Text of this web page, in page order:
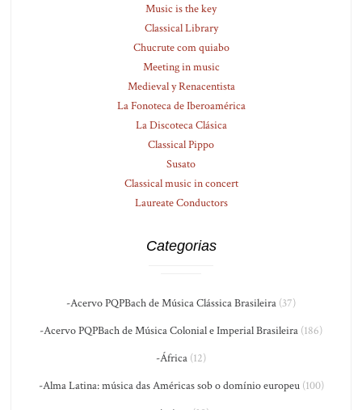
Music is the key
Classical Library
Chucrute com quiabo
Meeting in music
Medieval y Renacentista
La Fonoteca de Iberoamérica
La Discoteca Clásica
Classical Pippo
Susato
Classical music in concert
Laureate Conductors
Categorias
-Acervo PQPBach de Música Clássica Brasileira (37)
-Acervo PQPBach de Música Colonial e Imperial Brasileira (186)
-África (12)
-Alma Latina: música das Américas sob o domínio europeu(100)